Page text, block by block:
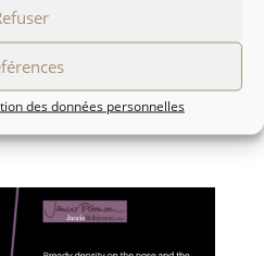
des données personnelles
La Regrippière - France
Menu HOME Our wines
PHOTOS Contact Follow